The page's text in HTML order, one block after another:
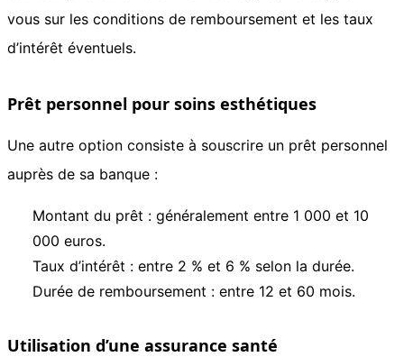
vous sur les conditions de remboursement et les taux
d’intérêt éventuels.
Prêt personnel pour soins esthétiques
Une autre option consiste à souscrire un prêt personnel
auprès de sa banque :
Montant du prêt : généralement entre 1 000 et 10
000 euros.
Taux d’intérêt : entre 2 % et 6 % selon la durée.
Durée de remboursement : entre 12 et 60 mois.
Utilisation d’une assurance santé